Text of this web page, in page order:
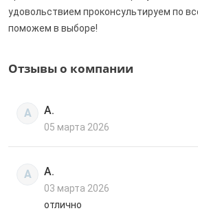
удовольствием проконсультируем по
поможем в выборе!
Отзывы о компании
А А.
05 марта 2026
А А.
03 марта 2026
отлично